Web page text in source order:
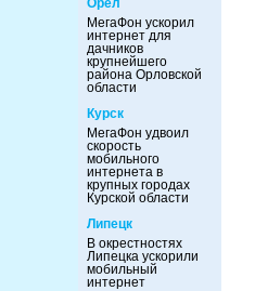
Орел
МегаФон ускорил
интернет для
дачников
крупнейшего
района Орловской
области
Курск
МегаФон удвоил
скорость
мобильного
интернета в
крупных городах
Курской области
Липецк
В окрестностях
Липецка ускорили
мобильный
интернет